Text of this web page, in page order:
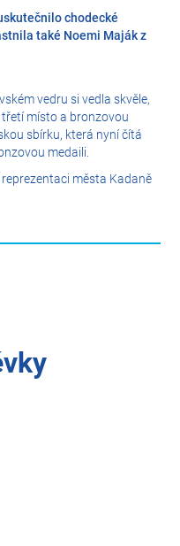
chodecké
také Noemi Maják z
vedru si vedla skvěle,
místo a bronzovou
sbírku, která nyní čítá
medaili.
města Kadaně